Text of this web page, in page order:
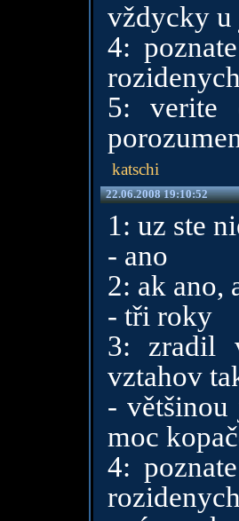
vždycky u
4:
5: verite
katschi
22.06.2008 19:10:52
1: uz ste
- ano
2: ak ano,
- tři roky
3: zradil
vztahov
- většinou
moc
4: